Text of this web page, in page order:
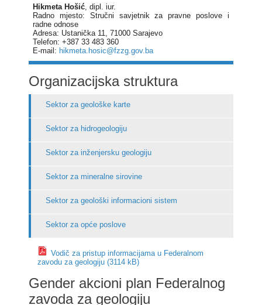
Hikmeta Hošić, dipl. iur.
Radno mjesto: Stručni savjetnik za pravne poslove i
radne odnose
Adresa: Ustanička 11, 71000 Sarajevo
Telefon: +387 33 483 360
E-mail: hikmeta.hosic@fzzg.gov.ba
Organizacijska struktura
Sektor za geološke karte
Sektor za hidrogeologiju
Sektor za inženjersku geologiju
Sektor za mineralne sirovine
Sektor za geološki informacioni sistem
Sektor za opće poslove
Vodič za pristup informacijama u Federalnom
zavodu za geologiju (3114 kB)
Gender akcioni plan Federalnog
zavoda za geologiju